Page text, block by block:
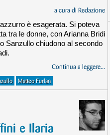
a cura di Redazione
è esagerata. Si poteva
tra le donne, con Arianna Bridi
Sanzullo chiudono al secondo
Continua a leggere...
Matteo Furlan
e Ilaria